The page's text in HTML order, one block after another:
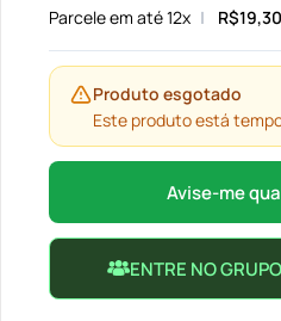
Parcele em até 12x R$19,30
Produto esgotado
Este produto está
Avise-me
ENTRE NO